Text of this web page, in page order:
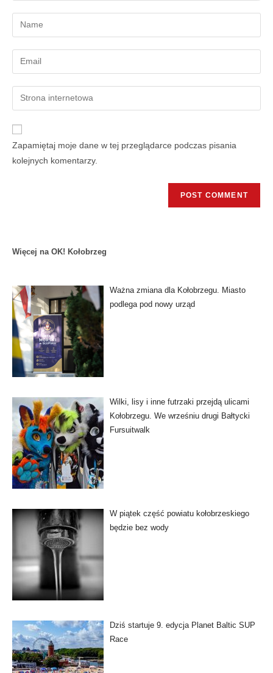
Zapamiętaj moje dane w tej przeglądarce podczas pisania
kolejnych komentarzy.
Więcej na OK! Kołobrzeg
Ważna zmiana dla Kołobrzegu. Miasto
podlega pod nowy urząd
Wilki, lisy i inne futrzaki przejdą ulicami
Kołobrzegu. We wrześniu drugi Bałtycki
Fursuitwalk
W piątek część powiatu kołobrzeskiego
będzie bez wody
Dziś startuje 9. edycja Planet Baltic SUP
Race